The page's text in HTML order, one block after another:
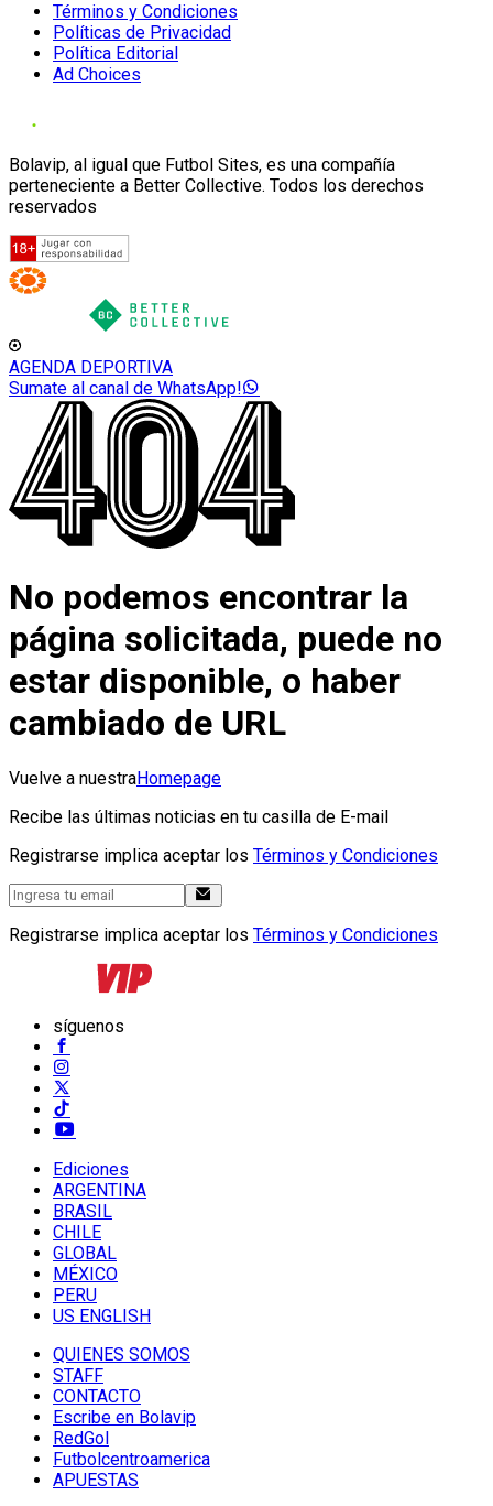
Términos y Condiciones
Políticas de Privacidad
Política Editorial
Ad Choices
Bolavip, al igual que Futbol Sites, es una compañía
perteneciente a Better Collective. Todos los derechos
reservados
AGENDA DEPORTIVA
Sumate al canal de WhatsApp!
No podemos encontrar la
página solicitada, puede no
estar disponible, o haber
cambiado de URL
Vuelve a nuestraHomepage
Recibe las últimas noticias en tu casilla de E-mail
Registrarse implica aceptar los Términos y Condiciones
Registrarse implica aceptar los Términos y Condiciones
síguenos
Ediciones
ARGENTINA
BRASIL
CHILE
GLOBAL
MÉXICO
PERU
US ENGLISH
QUIENES SOMOS
STAFF
CONTACTO
Escribe en Bolavip
RedGol
Futbolcentroamerica
APUESTAS